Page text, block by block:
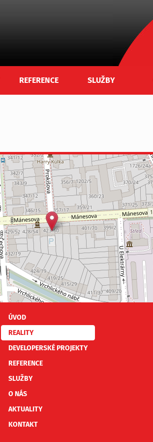
REFERENCE SLUŽBY
ÚVOD
REALITY
DEVELOPERSKÉ PROJEKTY
REFERENCE
SLUŽBY
O NÁS
AKTUALITY
KONTAKT